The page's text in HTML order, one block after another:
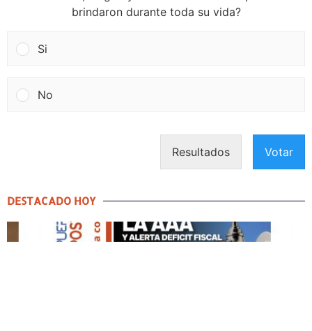
brindaron durante toda su vida?
Si
No
Resultados Votar
DESTACADO HOY